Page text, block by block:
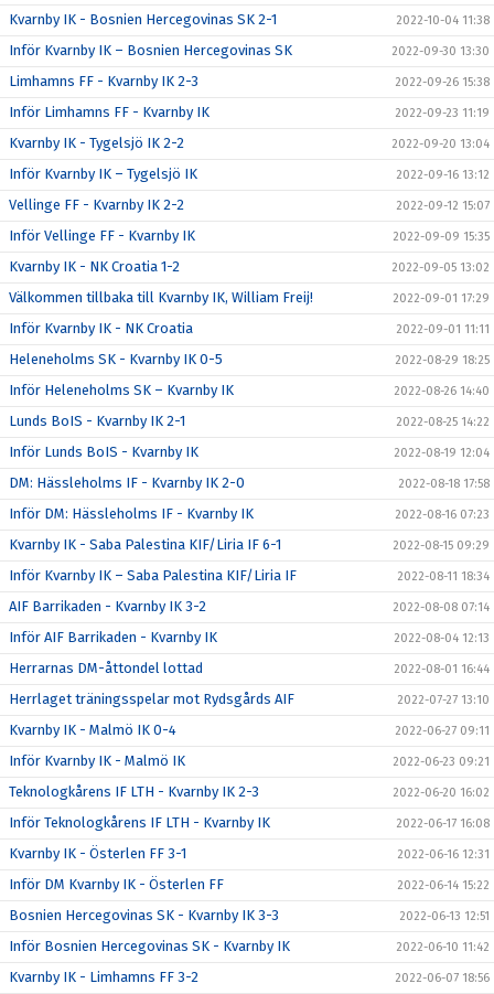
Kvarnby IK - Bosnien Hercegovinas SK 2-1 2022-10-04 11:38
Inför Kvarnby IK – Bosnien Hercegovinas SK 2022-09-30 13:30
Limhamns FF - Kvarnby IK 2-3 2022-09-26 15:38
Inför Limhamns FF - Kvarnby IK 2022-09-23 11:19
Kvarnby IK - Tygelsjö IK 2-2 2022-09-20 13:04
Inför Kvarnby IK – Tygelsjö IK 2022-09-16 13:12
Vellinge FF - Kvarnby IK 2-2 2022-09-12 15:07
Inför Vellinge FF - Kvarnby IK 2022-09-09 15:35
Kvarnby IK - NK Croatia 1-2 2022-09-05 13:02
Välkommen tillbaka till Kvarnby IK, William Freij! 2022-09-01 17:29
Inför Kvarnby IK - NK Croatia 2022-09-01 11:11
Heleneholms SK - Kvarnby IK 0-5 2022-08-29 18:25
Inför Heleneholms SK – Kvarnby IK 2022-08-26 14:40
Lunds BoIS - Kvarnby IK 2-1 2022-08-25 14:22
Inför Lunds BoIS - Kvarnby IK 2022-08-19 12:04
DM: Hässleholms IF - Kvarnby IK 2-0 2022-08-18 17:58
Inför DM: Hässleholms IF - Kvarnby IK 2022-08-16 07:23
Kvarnby IK - Saba Palestina KIF/Liria IF 6-1 2022-08-15 09:29
Inför Kvarnby IK – Saba Palestina KIF/Liria IF 2022-08-11 18:34
AIF Barrikaden - Kvarnby IK 3-2 2022-08-08 07:14
Inför AIF Barrikaden - Kvarnby IK 2022-08-04 12:13
Herrarnas DM-åttondel lottad 2022-08-01 16:44
Herrlaget träningsspelar mot Rydsgårds AIF 2022-07-27 13:10
Kvarnby IK - Malmö IK 0-4 2022-06-27 09:11
Inför Kvarnby IK - Malmö IK 2022-06-23 09:21
Teknologkårens IF LTH - Kvarnby IK 2-3 2022-06-20 16:02
Inför Teknologkårens IF LTH - Kvarnby IK 2022-06-17 16:08
Kvarnby IK - Österlen FF 3-1 2022-06-16 12:31
Inför DM Kvarnby IK - Österlen FF 2022-06-14 15:22
Bosnien Hercegovinas SK - Kvarnby IK 3-3 2022-06-13 12:51
Inför Bosnien Hercegovinas SK - Kvarnby IK 2022-06-10 11:42
Kvarnby IK - Limhamns FF 3-2 2022-06-07 18:56